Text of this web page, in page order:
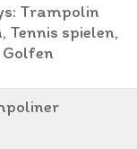
Trampolin
Tennis spielen,
Golfen